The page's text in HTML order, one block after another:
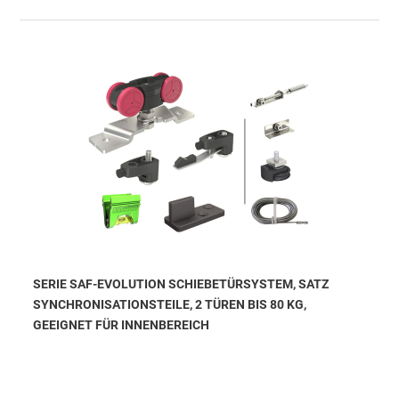
SERIE SAF-EVOLUTION SCHIEBETÜRSYSTEM, SATZ
SYNCHRONISATIONSTEILE, 2 TÜREN BIS 80 KG,
GEEIGNET FÜR INNENBEREICH